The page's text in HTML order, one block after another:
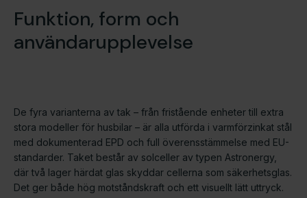
Funktion, form och
användarupplevelse
De fyra varianterna av tak – från fristående enheter till extra
stora modeller för husbilar – är alla utförda i varmförzinkat stål
med dokumenterad EPD och full överensstämmelse med EU-
standarder. Taket består av solceller av typen Astronergy,
där två lager härdat glas skyddar cellerna som säkerhetsglas.
Det ger både hög motståndskraft och ett visuellt lätt uttryck.